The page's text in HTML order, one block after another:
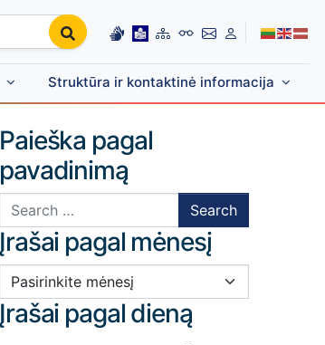
Struktūra ir kontaktinė informacija
Paieška pagal
pavadinimą
Search for:
Įrašai pagal mėnesį
Įrašai pagal mėnesį
Įrašai pagal dieną